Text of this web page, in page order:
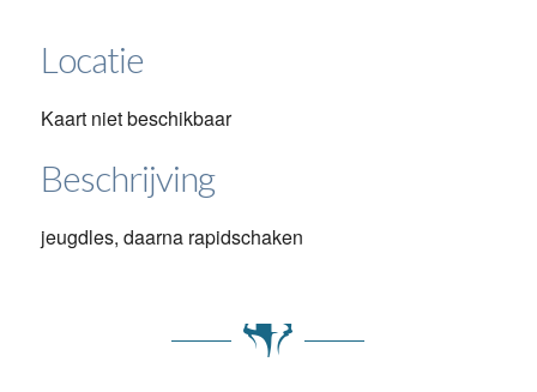
Locatie
Kaart niet beschikbaar
Beschrijving
jeugdles, daarna rapidschaken